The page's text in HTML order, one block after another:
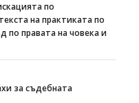
по
на практиката по
по правата на човека и
за съдебната